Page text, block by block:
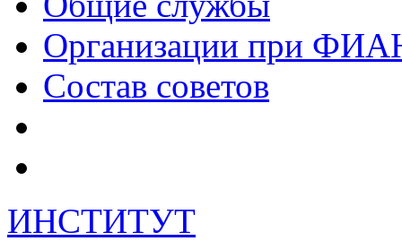
Организации при
Состав советов
ИНСТИТУТ